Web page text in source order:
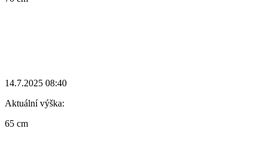
14.7.2025 08:40
Aktuální výška:
65 cm